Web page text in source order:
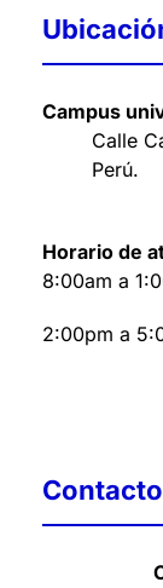
Campus
Calle
Perú.
Horario de
8:00am a
2:00pm a